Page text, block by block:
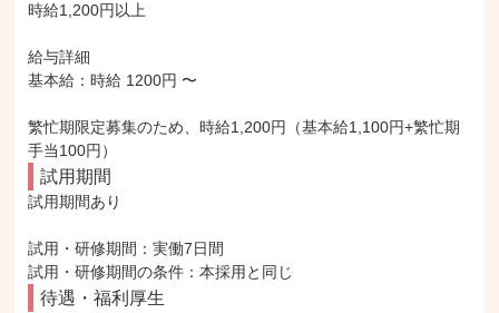
時給1,200円以上
給与詳細
基本給：時給 1200円 〜
繁忙期限定募集のため、時給1,200円（基本給1,100円+繁忙期
手当100円）
試用期間
試用期間あり
試用・研修期間：実働7日間
待遇・福利厚生